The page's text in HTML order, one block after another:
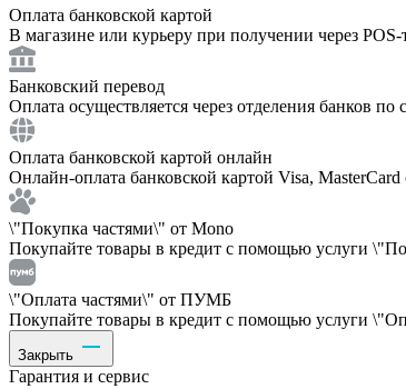
Оплата банковской картой
В магазине или курьеру при получении через POS-
Банковский перевод
Оплата осуществляется через отделения банков
Оплата банковской картой онлайн
Онлайн-оплата банковской картой Visa,
\"Покупка частями\" от Mono
Покупайте товары в кредит с помощью услуги
\"Оплата частями\" от ПУМБ
Покупайте товары в кредит с помощью услуги
Закрыть
Гарантия и сервис